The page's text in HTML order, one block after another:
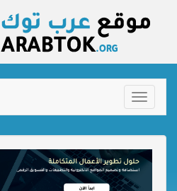
Toggle
navigation